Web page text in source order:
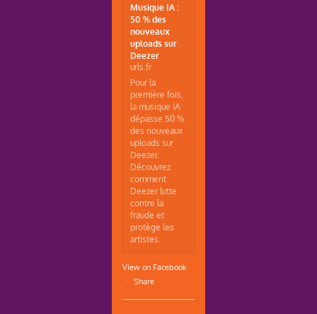
Musique IA :
50 % des
nouveaux
uploads sur
Deezer
urls.fr
Pour la
première fois,
la musique IA
dépasse 50 %
des nouveaux
uploads sur
Deezer.
Découvrez
comment
Deezer lutte
contre la
fraude et
protège les
artistes.
View on Facebook
·
Share